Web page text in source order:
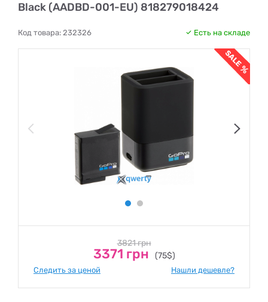
Black (AADBD-001-EU) 818279018424
Код товара: 232326 Есть на складе
3821 грн
3371 грн (75$)
Следить за ценой Нашли дешевле?